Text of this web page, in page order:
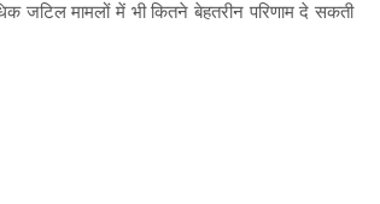
जटिल मामलों में भी कितने बेहतरीन परिणाम दे सकती